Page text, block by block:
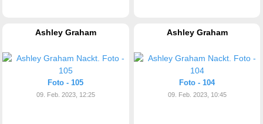
Ashley Graham
Foto - 105
09. Feb. 2023, 12:25
Ashley Graham
Foto - 104
09. Feb. 2023, 10:45